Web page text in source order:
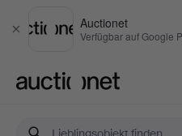
Schließen
Auctionet
Verfügbar auf Google